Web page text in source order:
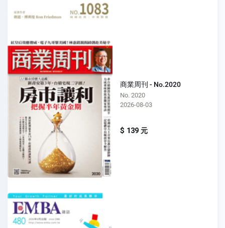
商業周刊 - No.2020
No. 2020
2026-08-03
$ 139 元